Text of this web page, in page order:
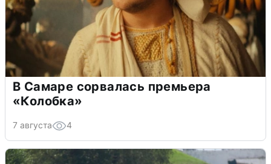
В Самаре сорвалась премьера
«Колобка»
7 августа 4